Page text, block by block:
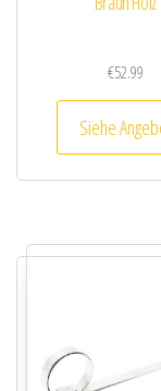
€52.99
Siehe